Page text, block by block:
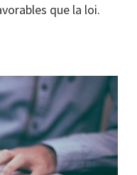
que la loi.